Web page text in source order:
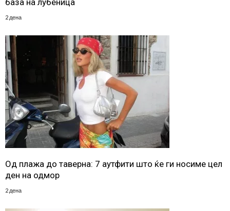
база на лубеница
2 дена
Од плажа до таверна: 7 аутфити што ќе ги носиме цел
ден на одмор
2 дена